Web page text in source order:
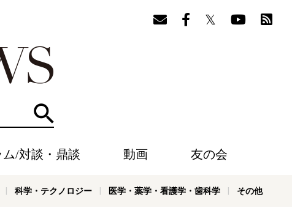
検索
/対談・鼎談 動画 友の会
科学・テクノロジー 医学・薬学・看護学・歯科学 その他